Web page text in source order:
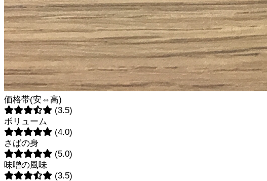
価格帯(安⇔高)
(3.5)
ボリューム
(4.0)
さばの身
(5.0)
味噌の風味
(3.5)